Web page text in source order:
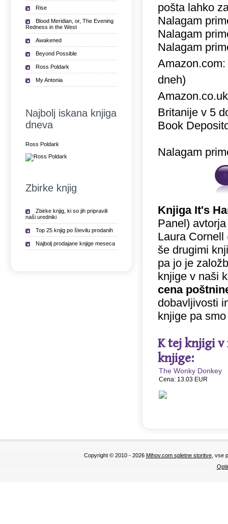
pošta lahko
Nalagam
Nalagam
Nalagam
Amazon.com:
dneh)
Britanije v 5
Book
Nalagam
Knjiga It's
Panel)
Laura
še drugimi
pa jo je
knjige v naši
cena
dobavljivosti
knjige pa
K tej knjigi v
knjige:
The Wonky Donkey
Cena: 13.03 EUR
Rise
Blood Meridian, or, The Evening
Redness in the West
Awakened
Beyond Possible
Ross Poldark
My Antonia
Najbolj iskana knjiga
dneva
Ross Poldark
Zbirke knjig
Zbirke knjig, ki so jih pripravili
naši uredniki
Top 25 knjig po številu prodanih
Najbolj prodajane knjige meseca
Copyright © 2010 - 2026 Mihov.com spletne storitve, vse